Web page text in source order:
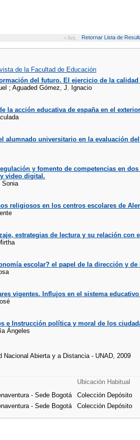
< Ant. Retornar Lista de
de la Facultad de Educación
del futuro. El ejercicio de la
; Aguaded Gómez, J. Ignacio
la acción educativa de españa en el
alumnado universitario en la evaluación
y fomento de competencias en
video digital.
Sonia
religiosos en los centros escolares de
estrategias de lectura y su relación con
escolar? el papel de la dirección y
vigentes. Influjos en el sistema
e Instrucción política y moral de los
Ángeles
Nacional Abierta y a Distancia - UNAD, 2009
Ubicación Habitual
- Sede Bogotá Colección Depósito
- Sede Bogotá Colección Depósito